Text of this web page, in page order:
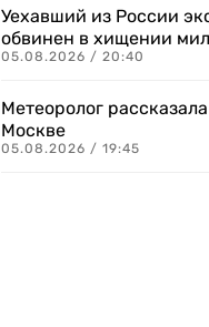
Уехавший из России
обвинен в хищении
05.08.2026 / 20:40
Метеоролог
Москве
05.08.2026 / 19:45